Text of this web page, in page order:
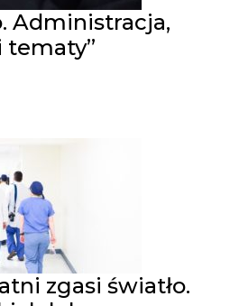
Administracja,
tematy”
zgasi światło.